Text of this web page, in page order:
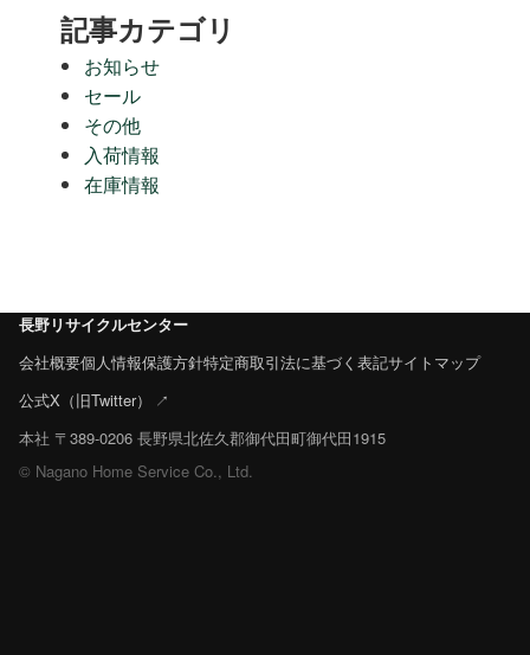
記事カテゴリ
お知らせ
セール
その他
入荷情報
在庫情報
長野リサイクルセンター
会社概要個人情報保護方針特定商取引法に基づく表記サイトマップ
公式X（旧Twitter）
本社 〒389-0206 長野県北佐久郡御代田町御代田1915
© Nagano Home Service Co., Ltd.